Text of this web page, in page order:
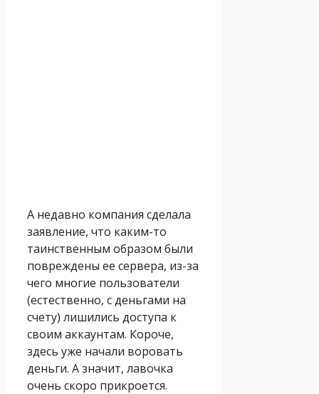
А недавно компания сделала
заявление, что каким-то
таинственным образом были
повреждены ее сервера, из-за
чего многие пользователи
(естественно, с деньгами на
счету) лишились доступа к
своим аккаунтам. Короче,
здесь уже начали воровать
деньги. А значит, лавочка
очень скоро прикроется.